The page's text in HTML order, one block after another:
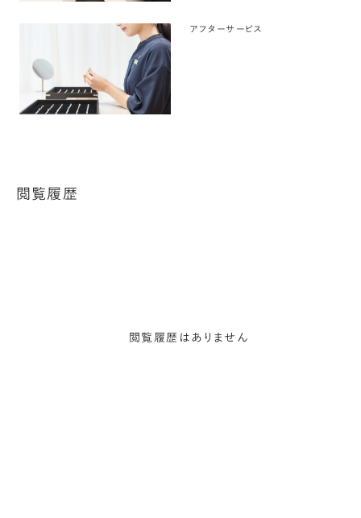
アフターサービス
閲覧履歴
閲覧履歴はありません